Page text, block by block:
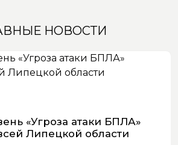
НОВОСТИ
«Угроза атаки БПЛА»
Липецкой области